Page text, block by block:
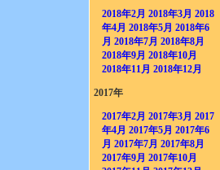
2018年2月 2018年3月 2018
年4月 2018年5月 2018年6
月 2018年7月 2018年8月
2018年9月 2018年10月
2018年11月 2018年12月
2017年
2017年2月 2017年3月 2017
年4月 2017年5月 2017年6
月 2017年7月 2017年8月
2017年9月 2017年10月